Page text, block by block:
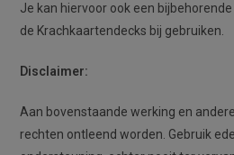
Je kan hiervoor ook een
de Krachkaartendecks bij gebruiken.
Disclaimer:
Aan bovenstaande werking en
rechten ontleend worden. Gebruik